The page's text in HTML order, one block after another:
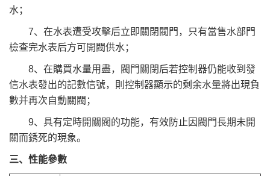
水；
7、在水表遭受攻擊后立即關閉閥門，只有當售水部門
檢查完水表后方可開閥供水；
8、在購買水量用盡，閥門關閉后若控制器仍能收到發
信水表發出的記數信號，則控制器顯示的剩余水量將出現負
數并再次自動關閥；
9、具有定時開關閥的功能，有效防止因閥門長期未開
關而銹死的現象。
三、性能參數